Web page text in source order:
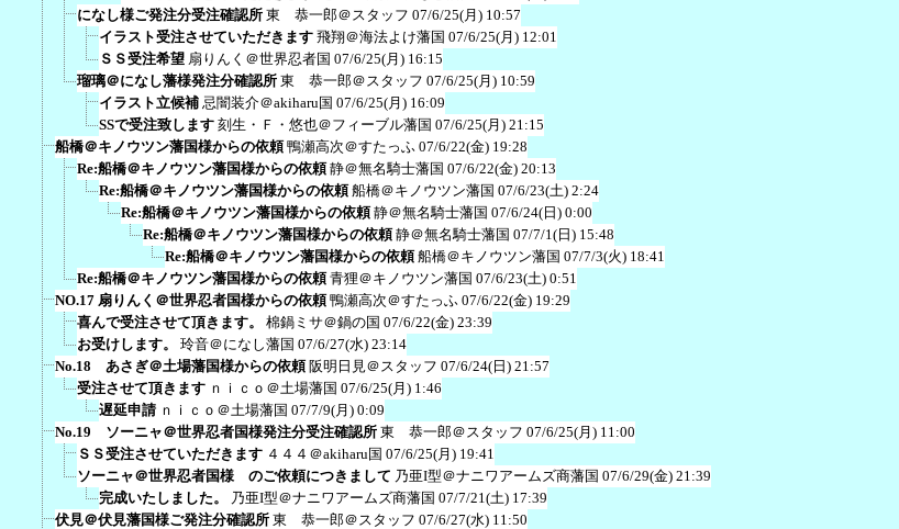
になし様ご発注分受注確認所 東 恭一郎＠スタッフ 07/6/25(月) 10:57
イラスト受注させていただきます 飛翔＠海法よけ藩国 07/6/25(月) 12:01
ＳＳ受注希望 扇りんく＠世界忍者国 07/6/25(月) 16:15
瑠璃＠になし藩様発注分確認所 東 恭一郎＠スタッフ 07/6/25(月) 10:59
イラスト立候補 忌闇装介＠akiharu国 07/6/25(月) 16:09
SSで受注致します 刻生・Ｆ・悠也＠フィーブル藩国 07/6/25(月) 21:15
船橋＠キノウツン藩国様からの依頼 鴨瀬高次＠すたっふ 07/6/22(金) 19:28
Re:船橋＠キノウツン藩国様からの依頼 静＠無名騎士藩国 07/6/22(金) 20:13
Re:船橋＠キノウツン藩国様からの依頼 船橋＠キノウツン藩国 07/6/23(土) 2:24
Re:船橋＠キノウツン藩国様からの依頼 静＠無名騎士藩国 07/6/24(日) 0:00
Re:船橋＠キノウツン藩国様からの依頼 静＠無名騎士藩国 07/7/1(日) 15:48
Re:船橋＠キノウツン藩国様からの依頼 船橋＠キノウツン藩国 07/7/3(火) 18:41
Re:船橋＠キノウツン藩国様からの依頼 青狸＠キノウツン藩国 07/6/23(土) 0:51
NO.17 扇りんく＠世界忍者国様からの依頼 鴨瀬高次＠すたっふ 07/6/22(金) 19:29
喜んで受注させて頂きます。
棉鍋ミサ＠鍋の国 07/6/22(金) 23:39
お受けします。
玲音＠になし藩国 07/6/27(水) 23:14
No.18 あさぎ＠土場藩国様からの依頼 阪明日見＠スタッフ 07/6/24(日) 21:57
受注させて頂きます ｎｉｃｏ＠土場藩国 07/6/25(月) 1:46
遅延申請 ｎｉｃｏ＠土場藩国 07/7/9(月) 0:09
No.19 ソーニャ＠世界忍者国様発注分受注確認所 東 恭一郎＠スタッフ 07/6/25(月) 11:00
ＳＳ受注させていただきます ４４４＠akiharu国 07/6/25(月) 19:41
ソーニャ＠世界忍者国様 のご依頼につきまして 乃亜I型＠ナニワアームズ商藩国 07/6/29(金) 21:39
完成いたしました。
乃亜I型＠ナニワアームズ商藩国 07/7/21(土) 17:39
伏見＠伏見藩国様ご発注分確認所 東 恭一郎＠スタッフ 07/6/27(水) 11:50